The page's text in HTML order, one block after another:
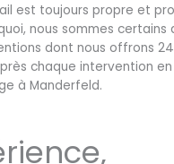
est toujours propre et
nous sommes
dont nous offrons
chaque intervention
à Manderfeld.